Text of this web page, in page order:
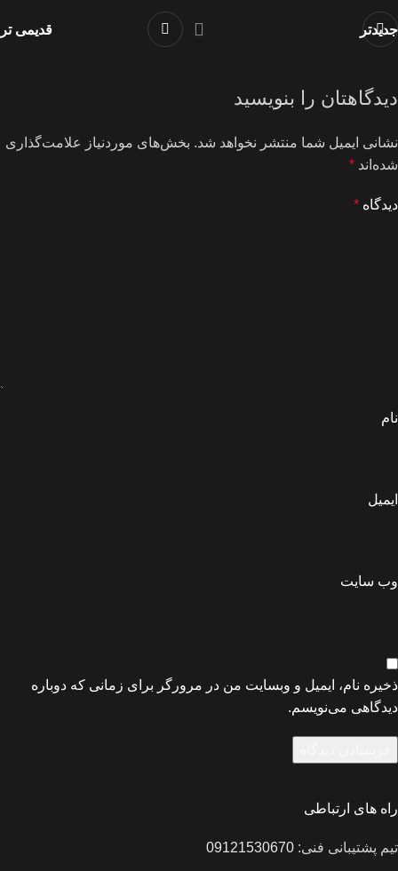
جدیدتر قدیمی تر
دیدگاهتان را بنویسید
نشانی ایمیل شما منتشر نخواهد شد. بخش‌های موردنیاز علامت‌گذاری
شده‌اند *
دیدگاه *
نام
ایمیل
وب‌ سایت
ذخیره نام، ایمیل و وبسایت من در مرورگر برای زمانی که دوباره
دیدگاهی می‌نویسم.
راه های ارتباطی
تیم پشتیبانی فنی: 09121530670